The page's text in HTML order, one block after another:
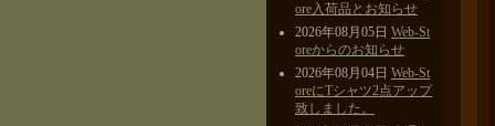
ore入荷品とお知らせ
2026年08月05日 Web-St
oreからのお知らせ
2026年08月04日 Web-St
oreにTシャツ2点アップ
致しました。